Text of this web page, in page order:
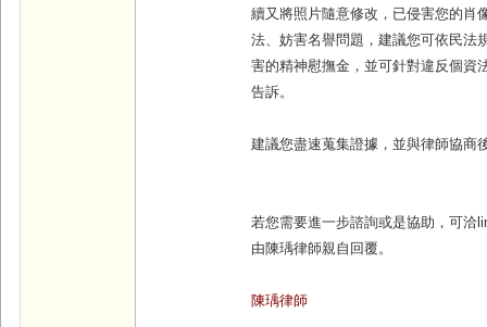
續又將照片隨意修改，已侵害您的肖
法、妨害名譽問題，建議您可依民法
害的精神慰撫金，並可針對違反個資
告訴。
建議您盡速蒐集證據，並與律師協商
若您需要進一步諮詢或是協助，可洽
由陳瑀律師親自回覆。
陳瑀律師